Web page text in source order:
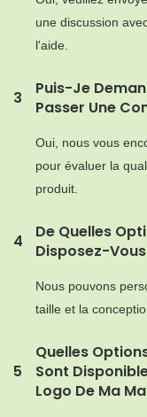
une discussion
l'aide.
3
Puis-Je
Passer Une
Oui, nous vous
pour évaluer la
produit.
4
De Quelles
Disposez-
Nous pouvons
taille et la
5
Quelles
Sont
Logo De Ma